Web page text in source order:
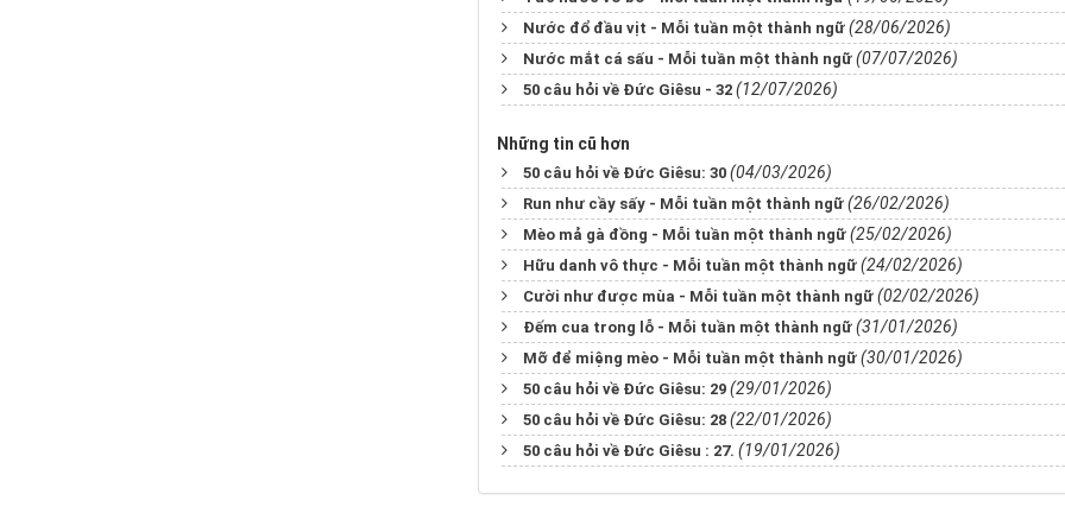
Nước đổ đầu vịt - Mỗi tuần một thành ngữ (28/06/2026)
Nước mắt cá sấu - Mỗi tuần một thành ngữ (07/07/2026)
50 câu hỏi về Đức Giêsu - 32 (12/07/2026)
Những tin cũ hơn
50 câu hỏi về Đức Giêsu: 30 (04/03/2026)
Run như cầy sấy - Mỗi tuần một thành ngữ (26/02/2026)
Mèo mả gà đồng - Mỗi tuần một thành ngữ (25/02/2026)
Hữu danh vô thực - Mỗi tuần một thành ngữ (24/02/2026)
Cười như được mùa - Mỗi tuần một thành ngữ (02/02/2026)
Đếm cua trong lỗ - Mỗi tuần một thành ngữ (31/01/2026)
Mỡ để miệng mèo - Mỗi tuần một thành ngữ (30/01/2026)
50 câu hỏi về Đức Giêsu: 29 (29/01/2026)
50 câu hỏi về Đức Giêsu: 28 (22/01/2026)
50 câu hỏi về Đức Giêsu : 27. (19/01/2026)